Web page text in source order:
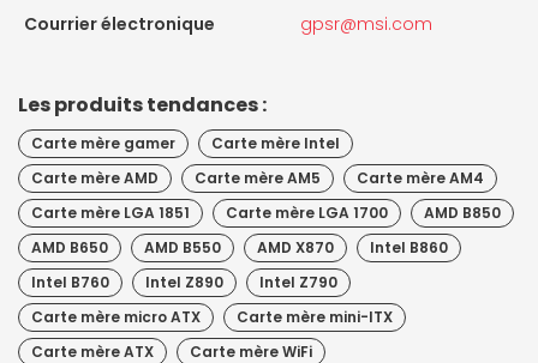
Courrier électronique
gpsr@msi.com
Les produits tendances :
Carte mère gamer
Carte mère Intel
Carte mère AMD
Carte mère AM5
Carte mère AM4
Carte mère LGA 1851
Carte mère LGA 1700
AMD B850
AMD B650
AMD B550 AMD X870
Intel B860
Intel B760
Intel Z890
Intel Z790
Carte mère micro ATX
Carte mère mini-ITX
Carte mère ATX
Carte mère WiFi